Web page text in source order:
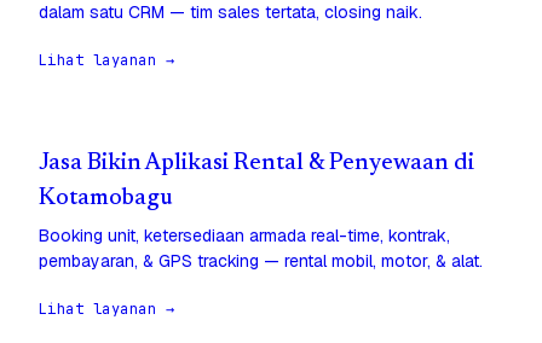
dalam satu CRM — tim sales tertata, closing naik.
Lihat layanan →
Jasa Bikin Aplikasi Rental & Penyewaan di
Kotamobagu
Booking unit, ketersediaan armada real-time, kontrak,
pembayaran, & GPS tracking — rental mobil, motor, & alat.
Lihat layanan →